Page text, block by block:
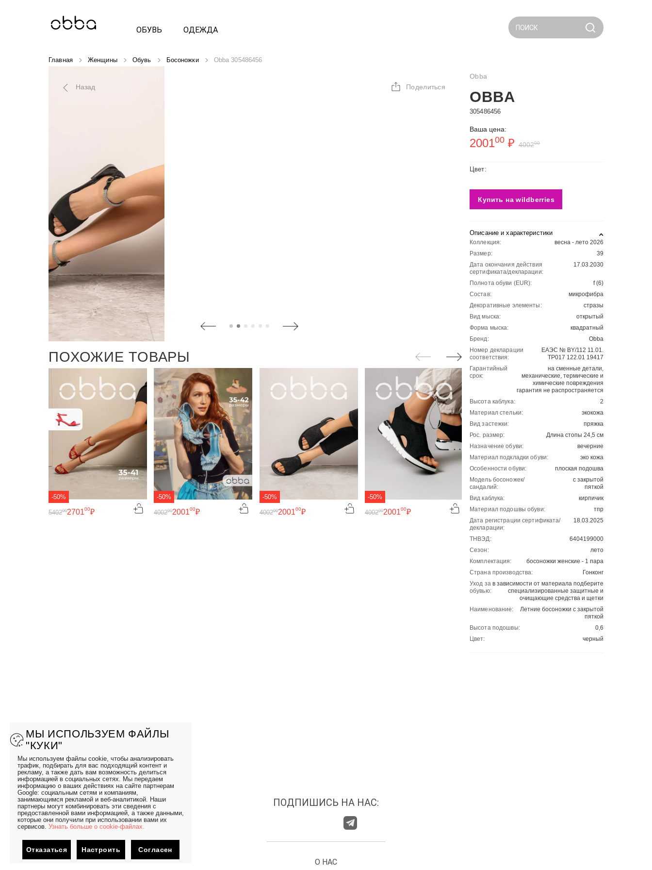
ОБУВЬ ОДЕЖДА ПОИСК
Главная Женщины Обувь Босоножки Obba 305486456
Назад Поделиться
ПОХОЖИЕ ТОВАРЫ
-50%
270100₽
540200
-50%
200100₽
400200
-50%
200100₽
400200
-50%
200100₽
400200
-50%
200100₽
4002 00
-50%
2501
Obba
OBBA
305486456
Ваша цена:
200100 ₽ 400200
Цвет:
Купить на wildberries
Описание и характеристики
Коллекция:
весна - лето 2026
Размер:
39
Дата окончания действия
сертификата/декларации:
17.03.2030
Полнота обуви (EUR):
f (6)
Состав:
микрофибра
Декоративные элементы:
стразы
Вид мыска:
открытый
Форма мыска:
квадратный
Бренд:
Obba
Номер декларации
соответствия:
ЕАЭС № BY/112 11.01.
ТР017 122.01 19417
Гарантийный
срок:
на сменные детали,
механические, термические и
химические повреждения
гарантия не распространяется
Высота каблука:
2
Материал стельки:
экокожа
Вид застежки:
пряжка
Рос. размер:
Длина стопы 24,5 см
Назначение обуви:
вечерние
Материал подкладки обуви:
эко кожа
Особенности обуви:
плоская подошва
Модель босоножек/
сандалий:
c закрытой
пяткой
Вид каблука:
кирпичик
Материал подошвы обуви:
тпр
Дата регистрации сертификата/
декларации:
18.03.2025
ТНВЭД:
6404199000
Сезон:
лето
Комплектация:
босоножки женские - 1 пара
Страна производства:
Гонконг
Уход за
обувью:
в зависимости от материала подберите
специализированные защитные и
очищающие средства и щетки
Наименование:
Летние босоножки с закрытой
пяткой
Высота подошвы:
0,6
Цвет:
черный
ПОДПИШИСЬ НА НАС:
О НАС
МЫ ИСПОЛЬЗУЕМ ФАЙЛЫ
"КУКИ"
Мы используем файлы cookie, чтобы анализировать
трафик, подбирать для вас подходящий контент и
рекламу, а также дать вам возможность делиться
информацией в социальных сетях. Мы передаем
информацию о ваших действиях на сайте партнерам
Google: социальным сетям и компаниям,
занимающимся рекламой и веб-аналитикой. Наши
партнеры могут комбинировать эти сведения с
предоставленной вами информацией, а также данными,
которые они получили при использовании вами их
сервисов. Узнать больше о cookie-файлах.
Отказаться Настроить Согласен